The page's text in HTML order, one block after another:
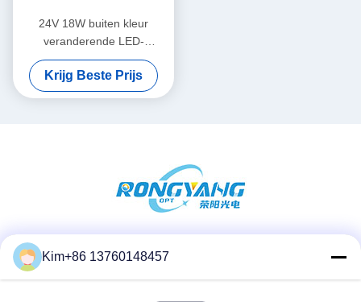
24V 18W buiten kleur
veranderende LED-
stripverlichting met
afstandsbediening Praktisch
Krijg Beste Prijs
Sociale media
Kim+86 13760148457